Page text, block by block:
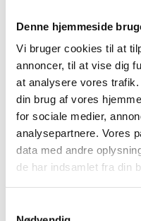
Denne hjemmeside
Vi bruger cookies til at
annoncer, til at vise dig
at analysere vores
din brug af vores
for sociale medier,
analysepartnere. Vores
data med andre
de har indsamlet fra din
November 2023
9. NOVEMBER 2023
Pligt til registrering af
7. NOVEMBER 2023
PLA’s
Lønregulering for